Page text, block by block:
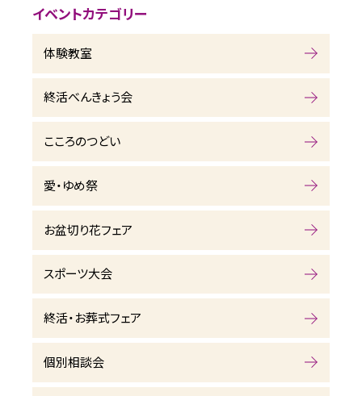
イベントカテゴリー
体験教室
終活べんきょう会
こころのつどい
愛・ゆめ祭
お盆切り花フェア
スポーツ大会
終活・お葬式フェア
個別相談会